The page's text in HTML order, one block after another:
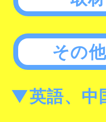
その
▼英語、中